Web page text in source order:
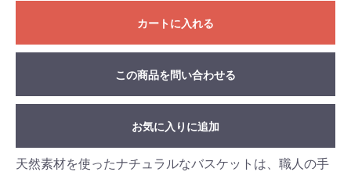
カートに入れる
この商品を問い合わせる
お気に入りに追加
天然素材を使ったナチュラルなバスケットは、職人の手